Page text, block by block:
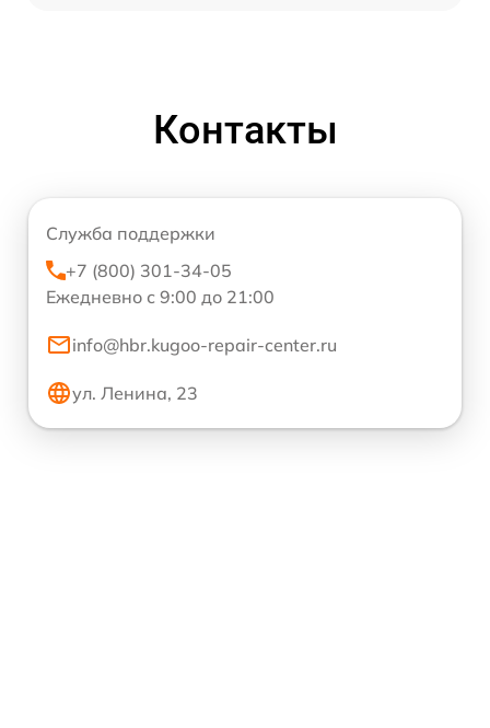
Контакты
Служба поддержки
+7 (800) 301-34-05
Ежедневно с 9:00 до 21:00
info@hbr.kugoo-repair-center.ru
ул. Ленина, 23